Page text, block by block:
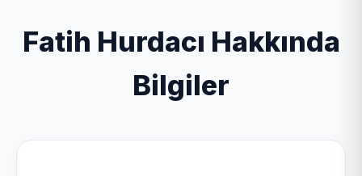
Fatih Hurdacı Hakkında
Bilgiler